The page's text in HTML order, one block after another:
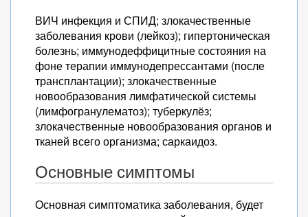
ВИЧ инфекция и СПИД; злокачественные
заболевания крови (лейкоз); гипертоническая
болезнь; иммунодеффицитные состояния на
фоне терапии иммунодепрессантами (после
трансплантации); злокачественные
новообразования лимфатической системы
(лимфогранулематоз); туберкулёз;
злокачественные новообразования органов и
тканей всего организма; саркаидоз.
Основные симптомы
Основная симптоматика заболевания, будет